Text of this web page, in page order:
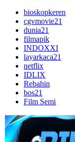
bioskopkeren
cgvmovie21
dunia21
filmapik
INDOXXI
layarkaca21
netflix
IDLIX
Rebahin
bos21
Film Semi